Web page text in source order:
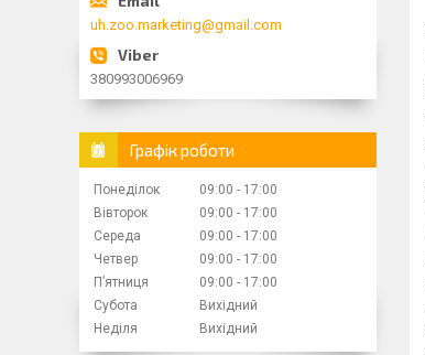
uh.zoo.marketing@gmail.com
380993006969
Графік роботи
Понеділок 09:00
17:00
Вівторок
09:00
17:00
Середа
09:00
17:00
Четвер
09:00
17:00
Пʼятниця
09:00
17:00
Субота
Вихідний
Неділя
Вихідний